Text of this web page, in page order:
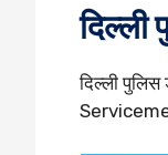
दिल्ली
दिल्ली